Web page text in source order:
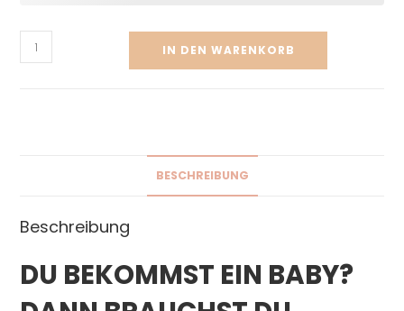
IN DEN WARENKORB
BESCHREIBUNG
Beschreibung
DU BEKOMMST EIN BABY?